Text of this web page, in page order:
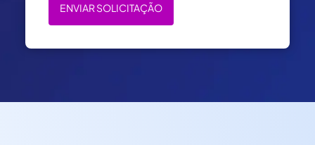
ENVIAR SOLICITAÇÃO